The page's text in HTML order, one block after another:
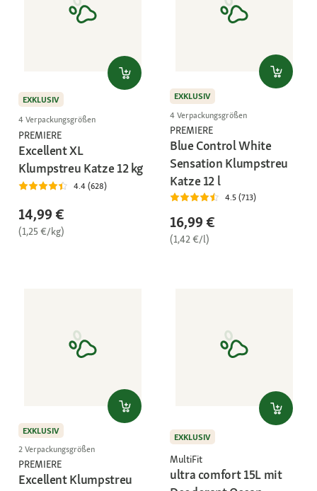
EXKLUSIV
4 Verpackungsgrößen
PREMIERE
Excellent XL
Klumpstreu Katze 12 kg
4.4 (628)
14,99 €
(1,25 €/kg)
EXKLUSIV
4 Verpackungsgrößen
PREMIERE
Blue Control White
Sensation Klumpstreu
Katze 12 l
4.5 (713)
16,99 €
(1,42 €/l)
EXKLUSIV
2 Verpackungsgrößen
PREMIERE
Excellent Klumpstreu
EXKLUSIV
MultiFit
ultra comfort 15L mit